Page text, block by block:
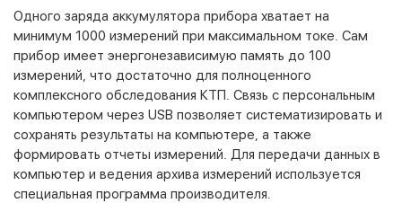
Одного заряда аккумулятора прибора хватает на
минимум 1000 измерений при максимальном токе. Сам
прибор имеет энергонезависимую память до 100
измерений, что достаточно для полноценного
комплексного обследования КТП. Связь с персональным
компьютером через USB позволяет систематизировать и
сохранять результаты на компьютере, а также
формировать отчеты измерений. Для передачи данных в
компьютер и ведения архива измерений используется
специальная программа производителя.